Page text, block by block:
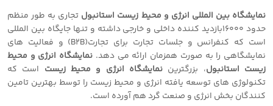
نمایشگاه بین المللی انرژی و محیط زیست استانبول تجاری به طور منظم
حدود ١٦٠٠٠بازدید کننده داخلی و خارجی داشته و تنها جایگاه بین المللی
است که کنفرانس و جلسات تجارت برای تجارت(B٢B) و فعالیت های
نمایشگاهی را به صورت همزمان ارائه می دهد. نمایشگاه انرژی و محیط
زیست استانبول، بزرگترین نمایشگاه انرژی و محیط زیست است که
تکنولوژی های توسعه یافته انرژی و محیط زیست را توسط بهترین تامین
کنندگان بخش انرژی و صنعت گرد هم آورده است.